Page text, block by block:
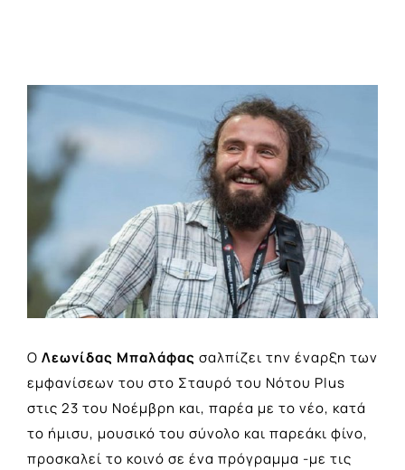
View
Larger
Image
Ο Λεωνίδας Μπαλάφας σαλπίζει την έναρξη των
εμφανίσεων του στο Σταυρό του Νότου Plus
στις 23 του Νοέμβρη και, παρέα με το νέο, κατά
το ήμισυ, μουσικό του σύνολο και παρεάκι φίνο,
προσκαλεί το κοινό σε ένα πρόγραμμα -με τις